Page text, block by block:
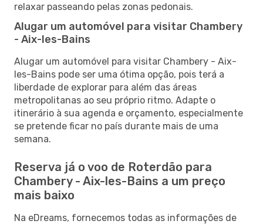
relaxar passeando pelas zonas pedonais.
Alugar um automóvel para visitar Chambery
- Aix-les-Bains
Alugar um automóvel para visitar Chambery - Aix-
les-Bains pode ser uma ótima opção, pois terá a
liberdade de explorar para além das áreas
metropolitanas ao seu próprio ritmo. Adapte o
itinerário à sua agenda e orçamento, especialmente
se pretende ficar no país durante mais de uma
semana.
Reserva já o voo de Roterdão para
Chambery - Aix-les-Bains a um preço
mais baixo
Na eDreams, fornecemos todas as informações de